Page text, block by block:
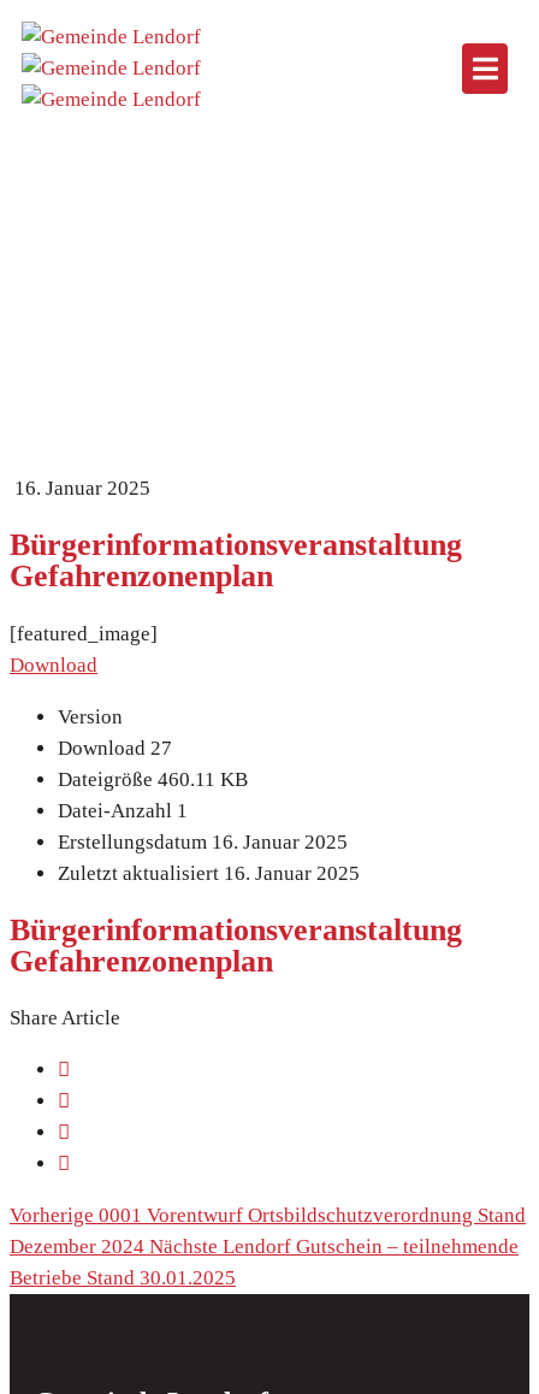
16. Januar 2025
Bürgerinformationsveranstaltung
Gefahrenzonenplan
[featured_image]
Download
Version
Download 27
Dateigröße 460.11 KB
Datei-Anzahl 1
Erstellungsdatum 16. Januar 2025
Zuletzt aktualisiert 16. Januar 2025
Bürgerinformationsveranstaltung
Gefahrenzonenplan
Share Article
Vorherige 0001 Vorentwurf Ortsbildschutzverordnung Stand
Dezember 2024 Nächste Lendorf Gutschein – teilnehmende
Betriebe Stand 30.01.2025